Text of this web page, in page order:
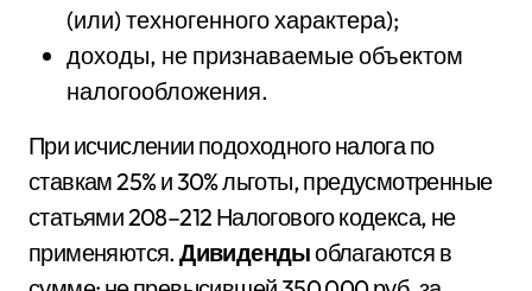
(или) техногенного характера);
доходы, не признаваемые объектом
налогообложения.
При исчислении подоходного налога по
ставкам 25% и 30% льготы, предусмотренные
статьями 208–212 Налогового кодекса, не
применяются.Дивидендыоблагаются в